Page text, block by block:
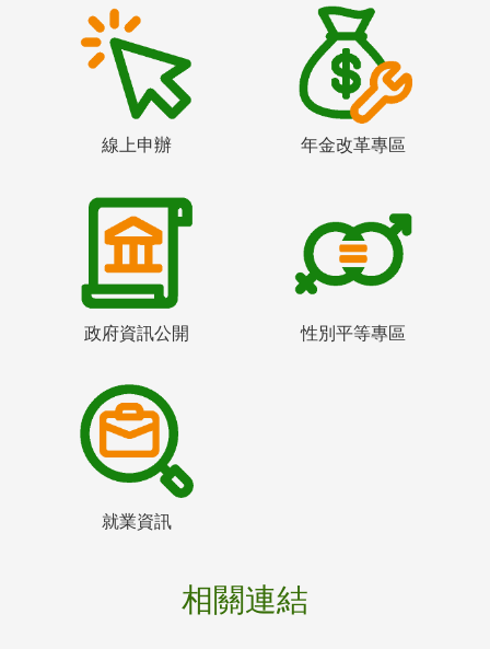
線上申辦 年金改革專區
政府資訊公開 性別平等專區
就業資訊
相關連結